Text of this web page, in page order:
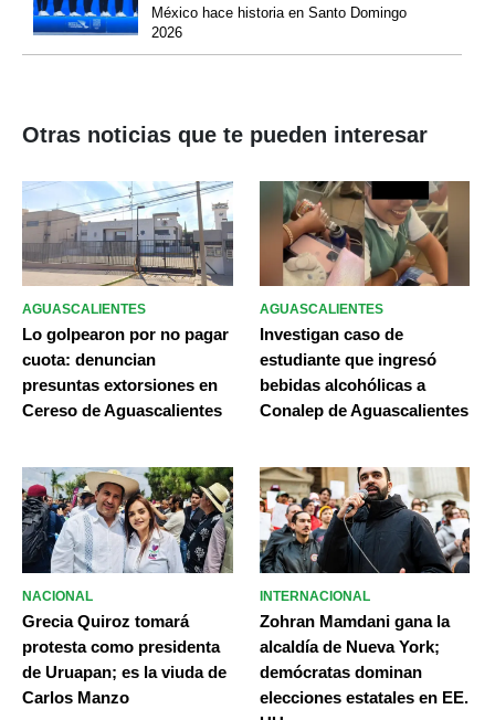
México hace historia en Santo Domingo
2026
Otras noticias que te pueden interesar
AGUASCALIENTES
Lo golpearon por no pagar
cuota: denuncian
presuntas extorsiones en
Cereso de Aguascalientes
AGUASCALIENTES
Investigan caso de
estudiante que ingresó
bebidas alcohólicas a
Conalep de Aguascalientes
NACIONAL
Grecia Quiroz tomará
protesta como presidenta
de Uruapan; es la viuda de
Carlos Manzo
INTERNACIONAL
Zohran Mamdani gana la
alcaldía de Nueva York;
demócratas dominan
elecciones estatales en EE.